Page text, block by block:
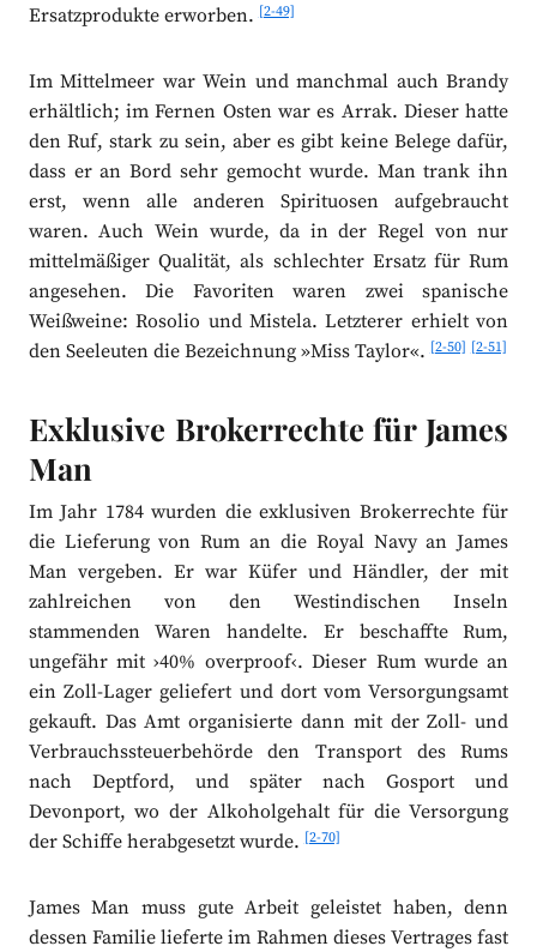
Ersatzprodukte erworben.[2-49]
Im Mittelmeer war Wein und manchmal auch Brandy
erhältlich; im Fernen Osten war es Arrak. Dieser hatte
den Ruf, stark zu sein, aber es gibt keine Belege dafür,
dass er an Bord sehr gemocht wurde. Man trank ihn
erst, wenn alle anderen Spirituosen aufgebraucht
waren. Auch Wein wurde, da in der Regel von nur
mittelmäßiger Qualität, als schlechter Ersatz für Rum
angesehen. Die Favoriten waren zwei spanische
Weißweine: Rosolio und Mistela. Letzterer erhielt von
den Seeleuten die Bezeichnung »Miss Taylor«.[2-50] [2-51]
Exklusive Brokerrechte für James
Man
Im Jahr 1784 wurden die exklusiven Brokerrechte für
die Lieferung von Rum an die Royal Navy an James
Man vergeben. Er war Küfer und Händler, der mit
zahlreichen von den Westindischen Inseln
stammenden Waren handelte. Er beschaffte Rum,
ungefähr mit ›40% overproof‹. Dieser Rum wurde an
ein Zoll-Lager geliefert und dort vom Versorgungsamt
gekauft. Das Amt organisierte dann mit der Zoll- und
Verbrauchssteuerbehörde den Transport des Rums
nach Deptford, und später nach Gosport und
Devonport, wo der Alkoholgehalt für die Versorgung
der Schiffe herabgesetzt wurde.[2-70]
James Man muss gute Arbeit geleistet haben, denn
dessen Familie lieferte im Rahmen dieses Vertrages fast